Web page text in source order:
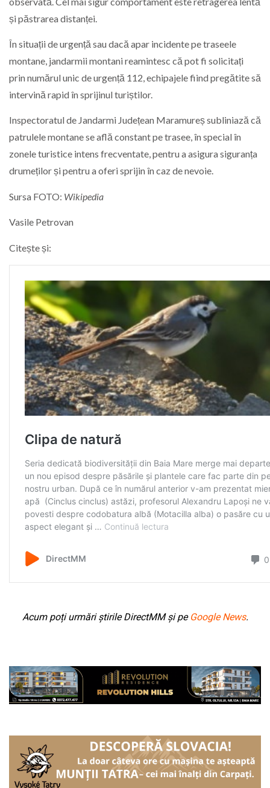
și păstrarea distanței.
În situații de urgență sau dacă apar incidente pe traseele
montane, jandarmii montani reamintesc că pot fi solicitați
prin numărul unic de urgență 112, echipajele fiind pregătite să
intervină rapid în sprijinul turiștilor.
Inspectoratul de Jandarmi Județean Maramureș subliniază că
patrulele montane se află constant pe trasee, în special în
zonele turistice intens frecventate, pentru a asigura siguranța
drumeților și pentru a oferi sprijin în caz de nevoie.
Sursa FOTO: Wikipedia
Vasile Petrovan
Citește și:
Acum poți urmări știrile DirectMM și pe Google News.